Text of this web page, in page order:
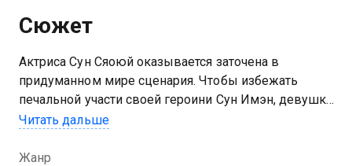
Сюжет
Актриса Сун Сяоюй оказывается заточена в
придуманном мире сценария. Чтобы избежать
печальной участи своей героини Сун Имэн, девушка
предпринимает оригинальные попытки изменить
Читать дальше
Жанр